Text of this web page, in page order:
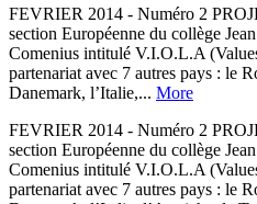
FEVRIER 2014 - Numéro 2
section Européenne du collège
Comenius intitulé V.I.O.L.A
partenariat avec 7 autres pays : le
Danemark, l’Italie,... More
FEVRIER 2014 - Numéro 2
section Européenne du collège
Comenius intitulé V.I.O.L.A
partenariat avec 7 autres pays : le